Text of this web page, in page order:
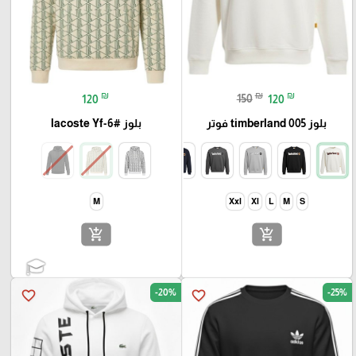
150 ₪ 120 ₪
بلوز timberland 005 فوتر
S
M
L
Xl
Xxl
add_shopping_cart
120 ₪
بلوز lacoste Yf-6#
M
add_shopping_cart
favorite_border -25%
favorite_border -20%